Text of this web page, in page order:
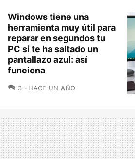
Windows tiene una
herramienta muy útil para
reparar en segundos tu
PC si te ha saltado un
pantallazo azul: así
funciona
3 COMENTARIOS
HACE UN AÑO